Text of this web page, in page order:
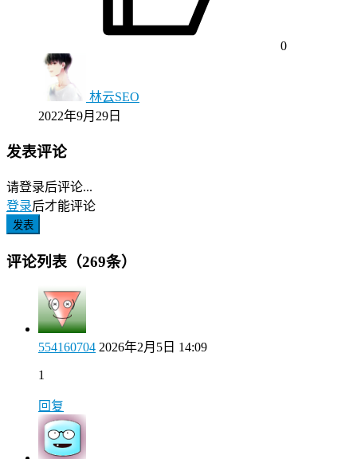
0
林云SEO
2022年9月29日
发表评论
请登录后评论...
登录后才能评论
发表
评论列表（269条）
554160704 2026年2月5日 14:09
1
回复